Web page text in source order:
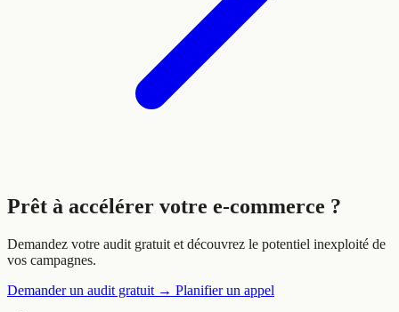
Prêt à accélérer votre e-commerce ?
Demandez votre audit gratuit et découvrez le potentiel inexploité de
vos campagnes.
Demander un audit gratuit → Planifier un appel